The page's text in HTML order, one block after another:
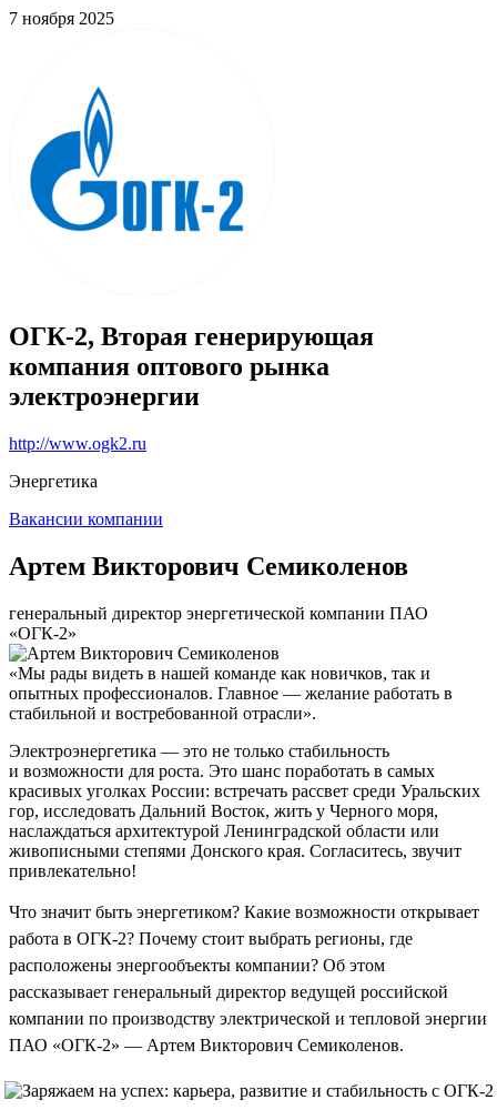
7 ноября 2025
ОГК-2, Вторая генерирующая
компания оптового рынка
электроэнергии
http://www.ogk2.ru
Энергетика
Вакансии компании
Артем Викторович Семиколенов
генеральный директор энергетической компании ПАО
«ОГК-2»
«Мы рады видеть в нашей команде как новичков, так и
опытных профессионалов. Главное — желание работать в
стабильной и востребованной отрасли».
Электроэнергетика — это не только стабильность
и возможности для роста. Это шанс поработать в самых
красивых уголках России: встречать рассвет среди Уральских
гор, исследовать Дальний Восток, жить у Черного моря,
наслаждаться архитектурой Ленинградской области или
живописными степями Донского края. Согласитесь, звучит
привлекательно!
Что значит быть энергетиком? Какие возможности открывает
работа в ОГК-2? Почему стоит выбрать регионы, где
расположены энергообъекты компании? Об этом
рассказывает генеральный директор ведущей российской
компании по производству электрической и тепловой энергии
ПАО «ОГК-2» — Артем Викторович Семиколенов.